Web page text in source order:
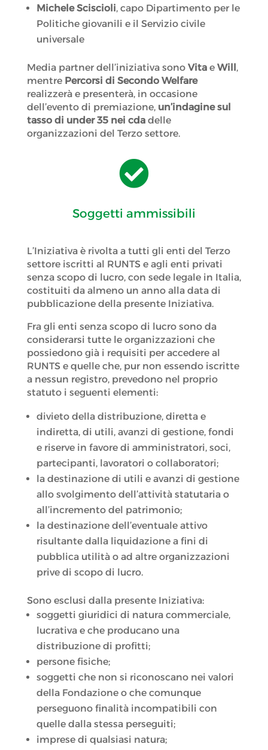
Michele Sciscioli, capo Dipartimento per le
Politiche giovanili e il Servizio civile
universale
Media partner dell’iniziativa sono Vitae Will,
mentre Percorsi di Secondo Welfare
realizzerà e presenterà, in occasione
dell’evento di premiazione, un’indagine sul
tasso di under 35 nei cdadelle
organizzazioni del Terzo settore.

Soggetti ammissibili
L’Iniziativa è rivolta a tutti gli enti del Terzo
settore iscritti al RUNTS e agli enti privati
senza scopo di lucro, con sede legale in Italia,
costituiti da almeno un anno alla data di
pubblicazione della presente Iniziativa.
Fra gli enti senza scopo di lucro sono da
considerarsi tutte le organizzazioni che
possiedono già i requisiti per accedere al
RUNTS e quelle che, pur non essendo iscritte
a nessun registro, prevedono nel proprio
statuto i seguenti elementi:
divieto della distribuzione, diretta e
indiretta, di utili, avanzi di gestione, fondi
e riserve in favore di amministratori, soci,
partecipanti, lavoratori o collaboratori;
la destinazione di utili e avanzi di gestione
allo svolgimento dell’attività statutaria o
all’incremento del patrimonio;
la destinazione dell’eventuale attivo
risultante dalla liquidazione a fini di
pubblica utilità o ad altre organizzazioni
prive di scopo di lucro.
Sono esclusi dalla presente Iniziativa:
soggetti giuridici di natura commerciale,
lucrativa e che producano una
distribuzione di profitti;
persone fisiche;
soggetti che non si riconoscano nei valori
della Fondazione o che comunque
perseguono finalità incompatibili con
quelle dalla stessa perseguiti;
imprese di qualsiasi natura;